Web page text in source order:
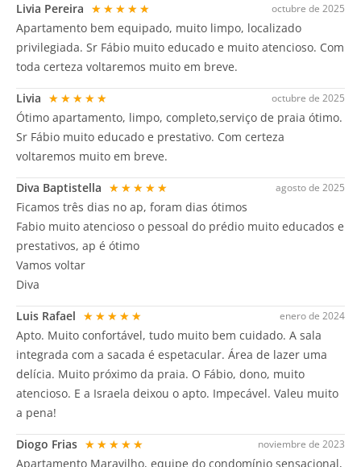
octubre de 2025
Livia Pereira ★★★★★
Apartamento bem equipado, muito limpo, localizado
privilegiada. Sr Fábio muito educado e muito atencioso. Com
toda certeza voltaremos muito em breve.
octubre de 2025
Livia ★★★★★
Ótimo apartamento, limpo, completo,serviço de praia ótimo.
Sr Fábio muito educado e prestativo. Com certeza
voltaremos muito em breve.
agosto de 2025
Diva Baptistella ★★★★★
Ficamos três dias no ap, foram dias ótimos
Fabio muito atencioso o pessoal do prédio muito educados e
prestativos, ap é ótimo
Vamos voltar
Diva
enero de 2024
Luis Rafael ★★★★★
Apto. Muito confortável, tudo muito bem cuidado. A sala
integrada com a sacada é espetacular. Área de lazer uma
delícia. Muito próximo da praia. O Fábio, dono, muito
atencioso. E a Israela deixou o apto. Impecável. Valeu muito
a pena!
noviembre de 2023
Diogo Frias ★★★★★
Apartamento Maravilho, equipe do condomínio sensacional,